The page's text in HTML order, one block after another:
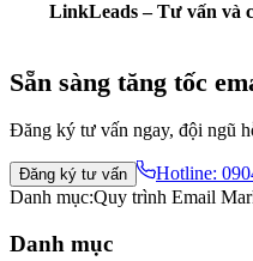
LinkLeads – Tư vấn và
Sẵn sàng tăng tốc
Đăng ký tư vấn ngay, đội ngũ
Đăng ký tư vấn Hotline:
Danh mục:Quy trình Email
Danh mục